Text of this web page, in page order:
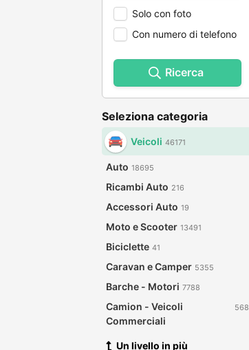
Solo con foto
Con numero di telefono
Ricerca
Seleziona categoria
Veicoli 46171
Auto 18695
Ricambi Auto 216
Accessori Auto 19
Moto e Scooter 13491
Biciclette 41
Caravan e Camper 5355
Barche - Motori 7788
Camion - Veicoli
Commerciali
568
Un livello in più